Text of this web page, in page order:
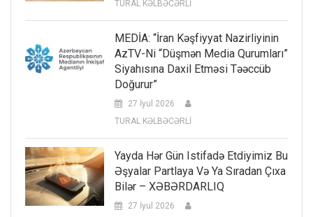
TURAL KƏLBƏCƏRLİ
MEDİA: “İran Kəşfiyyat Nazirliyinin
AzTV-Ni “düşmən Media Qurumları”
Siyahısına Daxil Etməsi Təəccüb
Doğurur”
27 İyul 2026
TURAL KƏLBƏCƏRLİ
Yayda Hər Gün Istifadə Etdiyimiz Bu
Əşyalar Partlaya Və Ya Sıradan Çıxa
Bilər – XƏBƏRDARLIQ
27 İyul 2026